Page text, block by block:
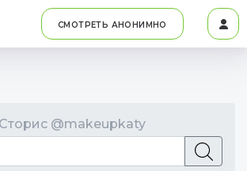
СМОТРЕТЬ АНОНИМНО
Сторис @makeupkaty